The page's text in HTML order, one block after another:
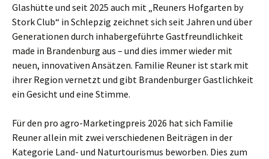
Glashütte und seit 2025 auch mit „Reuners Hofgarten by
Stork Club“ in Schlepzig zeichnet sich seit Jahren und über
Generationen durch inhabergeführte Gastfreundlichkeit
made in Brandenburg aus – und dies immer wieder mit
neuen, innovativen Ansätzen. Familie Reuner ist stark mit
ihrer Region vernetzt und gibt Brandenburger Gastlichkeit
ein Gesicht und eine Stimme.
Für den pro agro-Marketingpreis 2026 hat sich Familie
Reuner allein mit zwei verschiedenen Beiträgen in der
Kategorie Land- und Naturtourismus beworben. Dies zum